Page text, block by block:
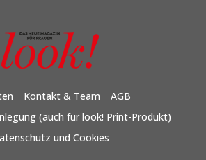
Kontakt & Team
AGB
(auch für look! Print-Produkt)
und Cookies